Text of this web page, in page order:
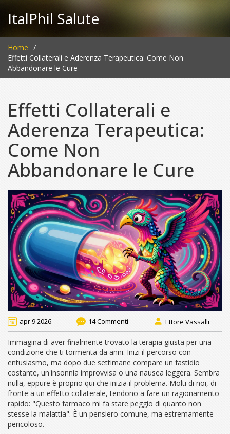
ItalPhil Salute
Home
Effetti Collaterali e Aderenza Terapeutica: Come Non
Abbandonare le Cure
Effetti Collaterali e
Aderenza Terapeutica:
Come Non
Abbandonare le Cure
apr 9 2026 14 Commenti Ettore Vassalli
Immagina di aver finalmente trovato la terapia giusta per una
condizione che ti tormenta da anni. Inizi il percorso con
entusiasmo, ma dopo due settimane compare un fastidio
costante, un'insonnia improvvisa o una nausea leggera. Sembra
nulla, eppure è proprio qui che inizia il problema. Molti di noi, di
fronte a un effetto collaterale, tendono a fare un ragionamento
rapido: "Questo farmaco mi fa stare peggio di quanto non
stesse la malattia". È un pensiero comune, ma estremamente
pericoloso.